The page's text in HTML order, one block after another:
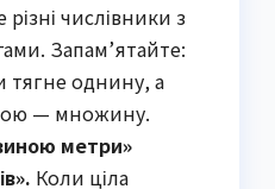
числівники з
Запам’ятайте:
тягне однину, а
— множину.
метри»
Коли ціла